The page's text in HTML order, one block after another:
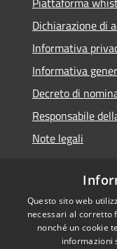
Dichiarazione di
Informativa
Informativa
Decreto di
Responsabile
Note legali
RSS
Accessibilità
Questo sito web
necessari al corretto
nonché un cookie
informazioni